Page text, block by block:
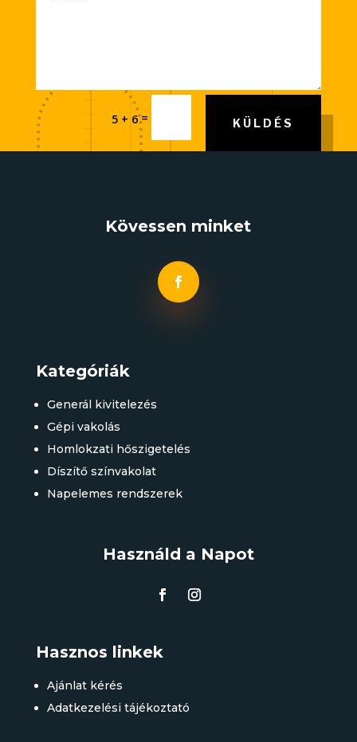
5 + 6= KÜLDÉS
Kövessen minket
Kategóriák
Generál kivitelezés
Gépi vakolás
Homlokzati hőszigetelés
Díszítő színvakolat
Napelemes rendszerek
Használd a Napot
Hasznos linkek
Ajánlat kérés
Adatkezelési tájékoztató